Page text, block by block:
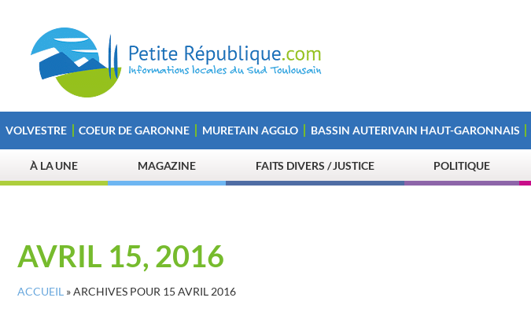
VOLVESTRE COEUR DE GARONNE MURETAIN AGGLO BASSIN AUTERIVAIN HAUT-GARONNAIS
À LA UNE MAGAZINE FAITS DIVERS / JUSTICE POLITIQUE
AVRIL 15, 2016
ACCUEIL »ARCHIVES POUR 15 AVRIL 2016